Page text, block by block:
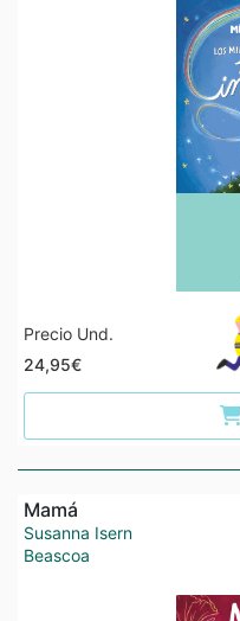
Precio Und.
24,95€
Mamá
Susanna Isern
Beascoa